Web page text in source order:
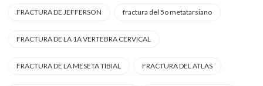
FRACTURA DE JEFFERSON fractura del 5o metatarsiano
FRACTURA DE LA 1A VERTEBRA CERVICAL
FRACTURA DE LA MESETA TIBIAL FRACTURA DEL ATLAS